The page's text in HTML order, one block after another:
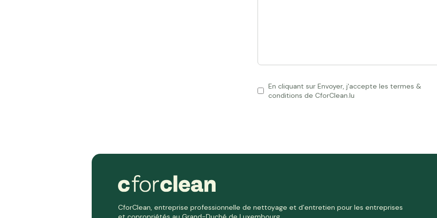
En cliquant sur Envoyer, j'accepte les termes &
conditions de CforClean.lu
CforClean, entreprise professionnelle de nettoyage et d’entretien pour les entreprises